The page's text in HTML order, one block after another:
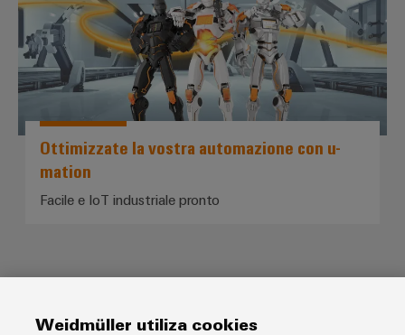
Ottimizzate la vostra automazione con u-
mation
Facile e IoT industriale pronto
Weidmüller utiliza cookies